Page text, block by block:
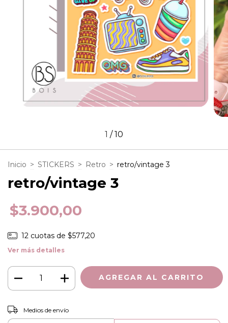
1 /10
Inicio > STICKERS > Retro > retro/vintage 3
retro/vintage 3
$3.900,00
12 cuotas de $577,20
Ver más detalles
Entregas para el CP:
Medios de envío